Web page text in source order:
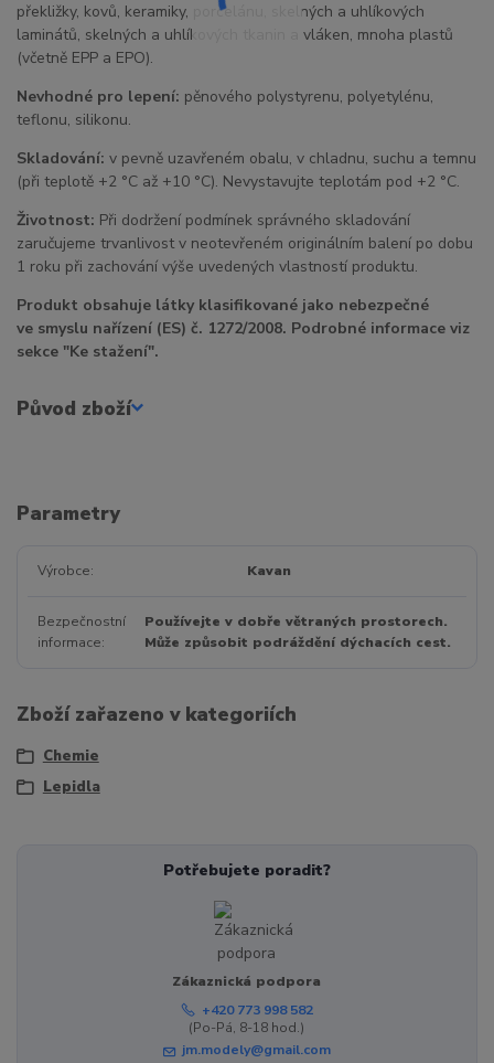
překližky, kovů, keramiky, porcelánu, skelných a uhlíkových
laminátů, skelných a uhlíkových tkanin a vláken, mnoha plastů
(včetně EPP a EPO).
Nevhodné pro lepení: pěnového polystyrenu, polyetylénu,
teflonu, silikonu.
Skladování: v pevně uzavřeném obalu, v chladnu, suchu a temnu
(při teplotě +2 °C až +10 °C). Nevystavujte teplotám pod +2 °C.
Životnost: Při dodržení podmínek správného skladování
zaručujeme trvanlivost v neotevřeném originálním balení po dobu
1 roku při zachování výše uvedených vlastností produktu.
Produkt obsahuje látky klasifikované jako nebezpečné
ve smyslu nařízení (ES) č. 1272/2008. Podrobné informace viz
sekce "Ke stažení".
Původ zboží
Parametry
Výrobce Kavan
Bezpečnostní
informace
Používejte v dobře větraných prostorech.
Může způsobit podráždění dýchacích cest.
Zboží zařazeno v kategoriích
Chemie
Lepidla
Potřebujete poradit?
Zákaznická podpora
+420 773 998 582
(Po-Pá, 8-18 hod.)
jm.modely@gmail.com